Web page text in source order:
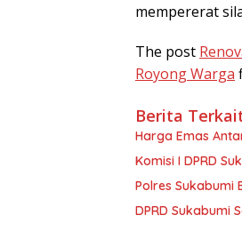
mempererat
The post
Royong Warga
Berita
Harga Emas
Komisi I DPRD
Polres Sukabumi
DPRD Sukabumi